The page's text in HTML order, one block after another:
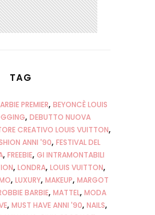
TAG
PREMIER BEYONCÈ LOUIS
DEBUTTO NUOVA
CREATIVO LOUIS VUITTON
ANNI '90 FESTIVAL DEL
FREEBIE GI INTRAMONTABILI
LONDRA LOUIS VUITTON
LUXURY MAKEUP MARGOT
BARBIE MATTEL MODA
MUST HAVE ANNI '90 NAILS